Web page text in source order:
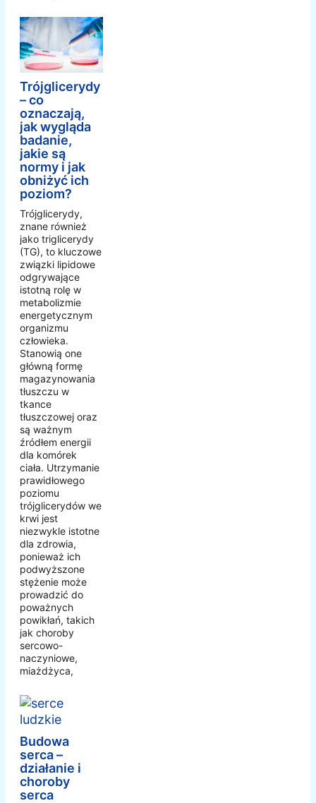
Trójglicerydy
– co
oznaczają,
jak wygląda
badanie,
jakie są
normy i jak
obniżyć ich
poziom?
Trójglicerydy,
znane również
jako triglicerydy
(TG), to kluczowe
związki lipidowe
odgrywające
istotną rolę w
metabolizmie
energetycznym
organizmu
człowieka.
Stanowią one
główną formę
magazynowania
tłuszczu w
tkance
tłuszczowej oraz
są ważnym
źródłem energii
dla komórek
ciała. Utrzymanie
prawidłowego
poziomu
trójglicerydów we
krwi jest
niezwykle istotne
dla zdrowia,
ponieważ ich
podwyższone
stężenie może
prowadzić do
poważnych
powikłań, takich
jak choroby
sercowo-
naczyniowe,
miażdżyca,
Budowa
serca –
działanie i
choroby
serca